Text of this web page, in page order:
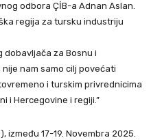
odbora ÇİB-a Adnan Aslan.
regija za tursku industriju
dobavljača za Bosnu i
nam samo cilj povećati
i turskim privrednicima
i Hercegovine i regiji.”
između 17-19. Novembra 2025.